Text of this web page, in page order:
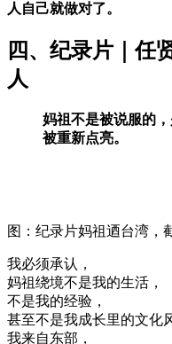
人自己就做对了。
四、纪录片｜任
人
妈祖不是被说服的
被重新点亮。
图：纪录片妈祖迺台湾，
我必须承认，
妈祖绕境不是我的生活，
不是我的经验，
甚至不是我成长里的文
我来自东部，